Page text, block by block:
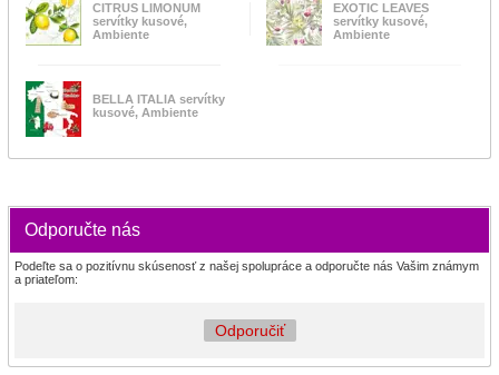
CITRUS LIMONUM
servítky kusové,
Ambiente
EXOTIC LEAVES
servítky kusové,
Ambiente
BELLA ITALIA servítky
kusové, Ambiente
Odporučte nás
Podeľte sa o pozitívnu skúsenosť z našej spolupráce a odporučte nás Vašim známym
a priateľom:
Odporučiť